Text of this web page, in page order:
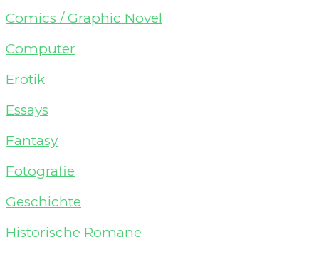
Comics / Graphic Novel
Computer
Erotik
Essays
Fantasy
Fotografie
Geschichte
Historische Romane